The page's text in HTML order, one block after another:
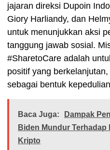
jajaran direksi Dupoin
Giory Harliandy, dan
untuk menunjukkan aksi
tanggung jawab sosial.
#SharetoCare adalah
positif yang
sebagai bentuk
Baca Juga:
Dampak
Biden Mundur
Kripto